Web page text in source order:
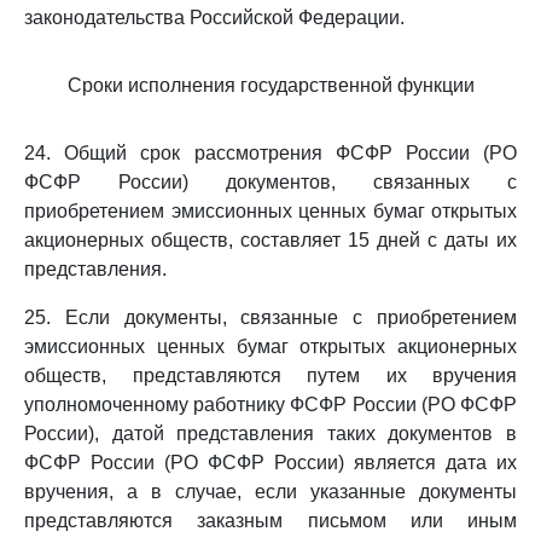
законодательства Российской Федерации.
Сроки исполнения государственной функции
24. Общий срок рассмотрения ФСФР России (РО
ФСФР России) документов, связанных с
приобретением эмиссионных ценных бумаг открытых
акционерных обществ, составляет 15 дней с даты их
представления.
25. Если документы, связанные с приобретением
эмиссионных ценных бумаг открытых акционерных
обществ, представляются путем их вручения
уполномоченному работнику ФСФР России (РО ФСФР
России), датой представления таких документов в
ФСФР России (РО ФСФР России) является дата их
вручения, а в случае, если указанные документы
представляются заказным письмом или иным